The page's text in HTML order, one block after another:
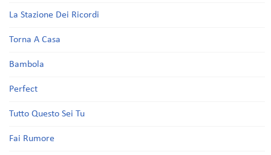
La Stazione Dei Ricordi
Torna A Casa
Bambola
Perfect
Tutto Questo Sei Tu
Fai Rumore